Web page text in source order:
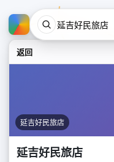
返回
延吉好民旅店
延吉好民旅店